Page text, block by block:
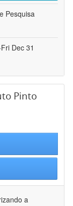
Pesquisa
Dec 31
Pinto
a